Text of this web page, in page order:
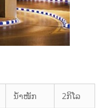
ນ້ຳໜັກ
2ກິໂລ